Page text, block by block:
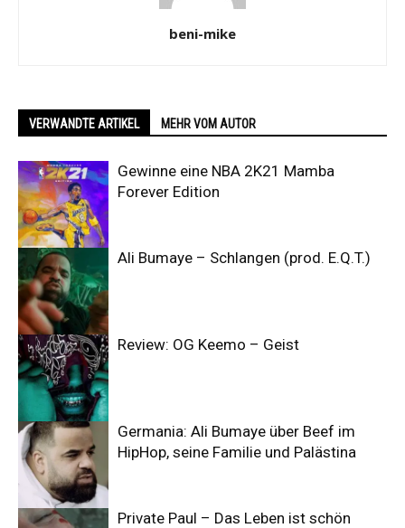
beni-mike
VERWANDTE ARTIKEL MEHR VOM AUTOR
Gewinne eine NBA 2K21 Mamba
Forever Edition
Ali Bumaye – Schlangen (prod. E.Q.T.)
Review: OG Keemo – Geist
Germania: Ali Bumaye über Beef im
HipHop, seine Familie und Palästina
Private Paul – Das Leben ist schön